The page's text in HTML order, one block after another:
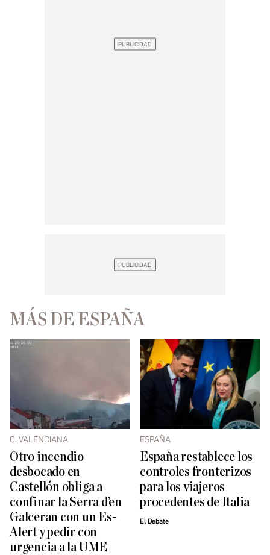
MÁS DE ESPAÑA
C. VALENCIANA
Otro incendio
desbocado en
Castellón obliga a
confinar la Serra d’en
Galceran con un Es-
Alert y pedir con
urgencia a la UME
ESPAÑA
España restablece los
controles fronterizos
para los viajeros
procedentes de Italia
El Debate